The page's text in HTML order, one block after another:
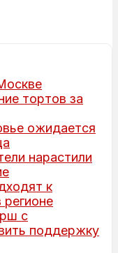
тортов за
ожидается
нарастили
к
регионе
с
поддержку